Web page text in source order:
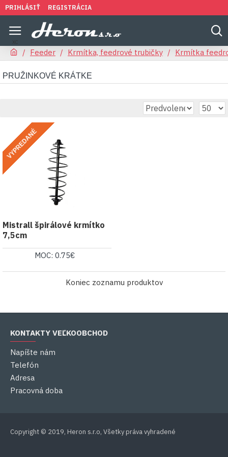
PRIHLÁSIŤ REGISTRÁCIA
Feeder Krmítka, feedrové trubičky Krmítka
PRUŽINKOVÉ KRÁTKE
VYPREDANÉ
Mistrall špirálové krmítko
7,5cm
MOC: 0.75€
Koniec zoznamu produktov
KONTAKTY VEĽKOOBCHOD
Napíšte nám
Telefón
Adresa
Pracovná doba
Copyright © 2019, Heron s.r.o, Všetky práva vyhradené